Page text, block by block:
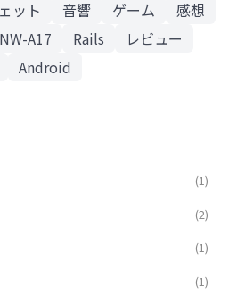
ット 音響 ゲーム
感想
NW-A17 Rails
レビュー
Android
(1)
(2)
(1)
(1)